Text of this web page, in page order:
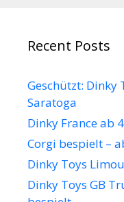
Recent Posts
Geschützt: Dinky
Saratoga
Dinky France ab
Corgi bespielt –
Dinky Toys
Dinky Toys GB